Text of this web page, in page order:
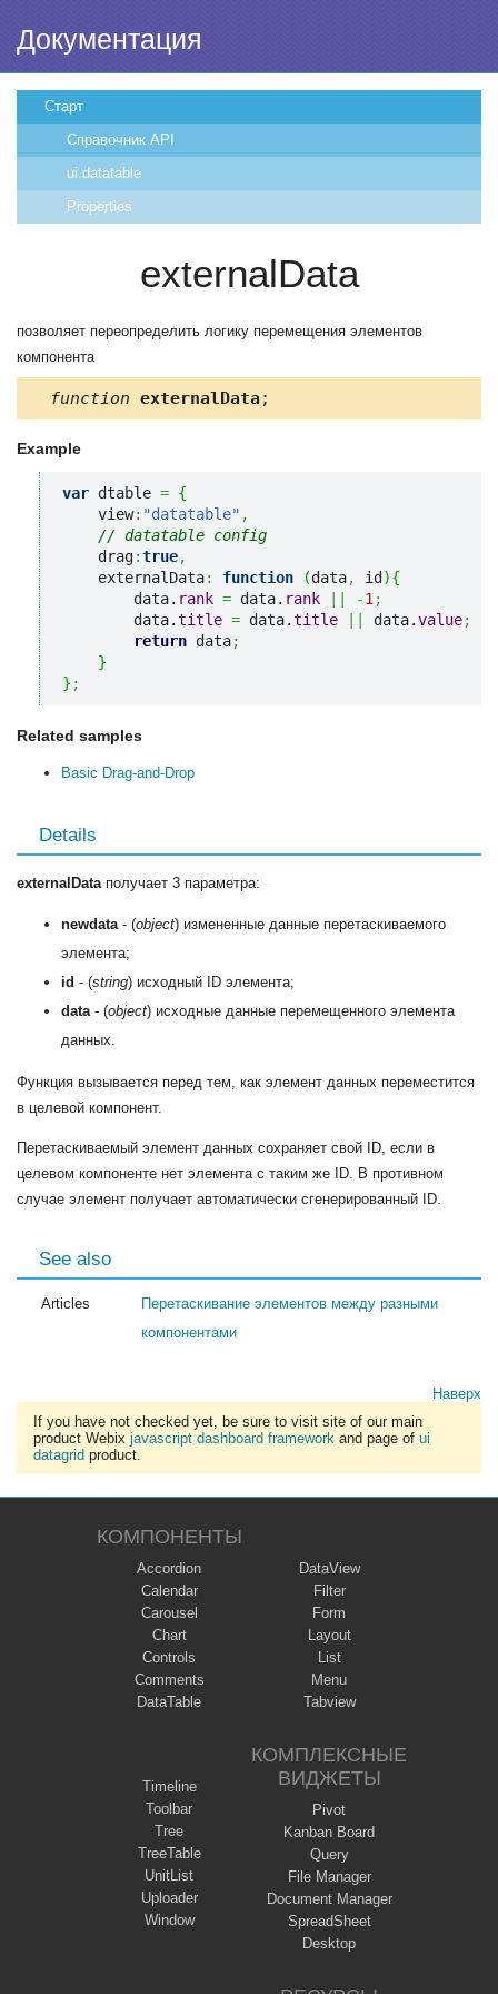
Документация
Старт
Справочник API
ui.datatable
Properties
externalData
позволяет переопределить логику перемещения элементов
компонента
function externalData;
Example
var dtable = {
    view
: "datatable" ,
// datatable config
    drag
:true,
    externalData
: function (data, id ){
        data.
rank = data. rank -1 ;
        data.
title = data.title data.value;
return data;
}
} ;
Related samples
Basic Drag-and-Drop
Details
externalData получает 3 параметра:
newdata - (object) измененные данные перетаскиваемого
элемента;
id - (string) исходный ID элемента;
data - (object) исходные данные перемещенного элемента
данных.
Функция вызывается перед тем, как элемент данных переместится
в целевой компонент.
Перетаскиваемый элемент данных сохраняет свой ID, если в
целевом компоненте нет элемента с таким же ID. В противном
случае элемент получает автоматически сгенерированный ID.
See also
Articles
Перетаскивание элементов между разными
компонентами
Наверх
If you have not checked yet, be sure to visit site of our main
product Webix javascript dashboard framework and page of ui
datagrid product.
КОМПОНЕНТЫ
Accordion
Calendar
Carousel
Chart
Controls
Comments
DataTable
DataView
Filter
Form
Layout
List
Menu
Tabview
Timeline
Toolbar
Tree
TreeTable
UnitList
Uploader
Window
КОМПЛЕКСНЫЕ
ВИДЖЕТЫ
Pivot
Kanban Board
Query
File Manager
Document Manager
SpreadSheet
Desktop